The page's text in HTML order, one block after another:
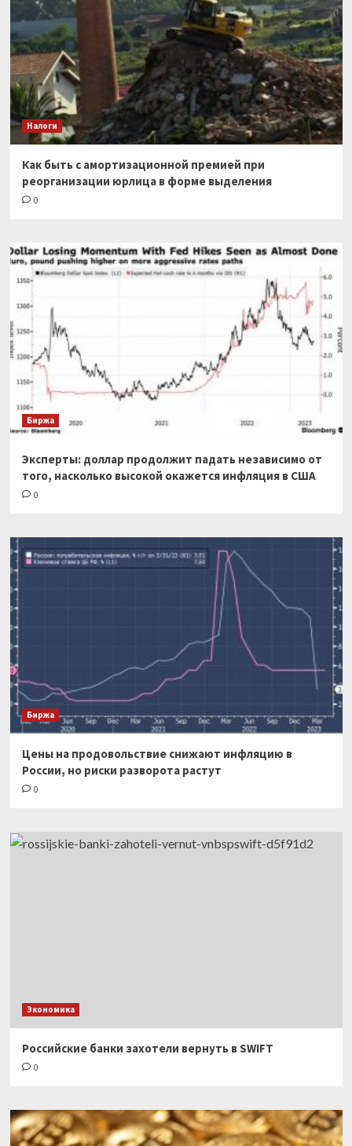
Налоги
Как быть с амортизационной премией при
реорганизации юрлица в форме выделения
0
Биржа
Эксперты: доллар продолжит падать независимо от
того, насколько высокой окажется инфляция в США
0
Биржа
Цены на продовольствие снижают инфляцию в
России, но риски разворота растут
0
Экономика
Российские банки захотели вернуть в SWIFT
0